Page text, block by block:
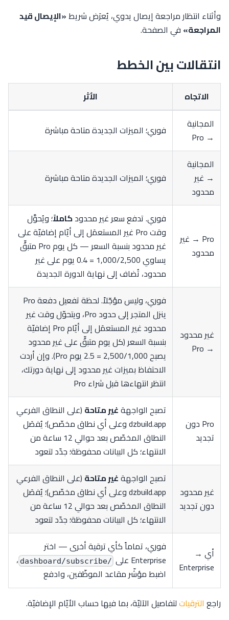
وأثناء انتظار مراجعة إيصال يدوي، يُعرَض شريط«الإيصال قيد
المراجعة» في الصفحة.
انتقالات بين الخطط
الاتجاه
الأثر
المجانية
→ Pro
فوري؛ الميزات الجديدة متاحة مباشرة
المجانية
→ غير
محدود
فوري؛ الميزات الجديدة متاحة مباشرة
Pro → غير
محدود
فوري. تدفع سعر غير محدودكاملاً؛ ويُحوَّل
وقت Pro غير المستعمَل إلى أيّام إضافيّة على
غير محدود بنسبة السعر — كل يوم Pro متبقٍّ
يساوي 1,000/2,500 = 0.4 يوم على غير
محدود، تُضاف إلى نهاية الدورة الجديدة
غير محدود
→ Pro
فوري، وليس مؤجّلاً. لحظة تفعيل دفعة Pro
ينزل المتجر إلى حدود Pro، ويتحوّل وقت غير
محدود غير المستعمَل إلى أيّام Pro إضافيّة
بنسبة السعر (كل يوم متبقٍّ على غير محدود
يصبح 2,500/1,000 = 2.5 يوم Pro). وإن أردت
الاحتفاظ بميزات غير محدود إلى نهاية دورتك،
انتظر انتهاءها قبل شراء Pro
Pro دون
تجديد
تصبح الواجهةغير متاحة (على النطاق الفرعي
dzbuild.app وعلى أي نطاق مخصّص)؛ يُفصَل
النطاق المخصّص بعد حوالي 12 ساعة من
الانتهاء؛ كل البيانات محفوظة؛ جدّد لتعود
غير محدود
دون تجديد
تصبح الواجهةغير متاحة (على النطاق الفرعي
dzbuild.app وعلى أي نطاق مخصّص)؛ يُفصَل
النطاق المخصّص بعد حوالي 12 ساعة من
الانتهاء؛ كل البيانات محفوظة؛ جدّد لتعود
أي →
Enterprise
فوري، تماماً كأي ترقية أخرى — اختر
Enterprise على
/dashboard/subscribe
،
اضبط مؤشّر مقاعد الموظّفين، وادفع
راجع الترقياتلتفاصيل الآليّة، بما فيها حساب الأيّام الإضافيّة.